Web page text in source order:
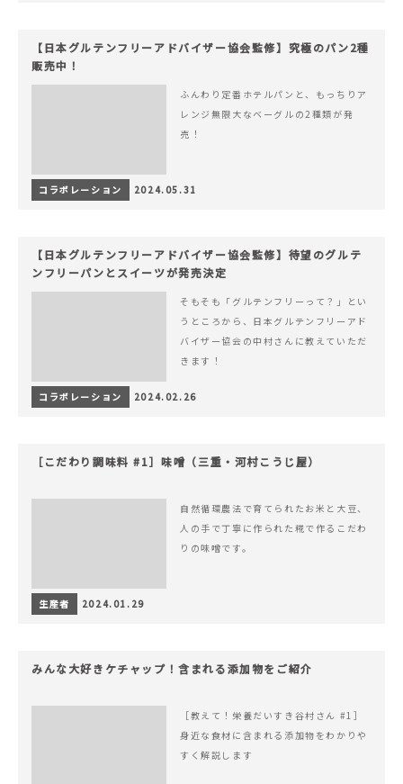
【日本グルテンフリーアドバイザー協会監修】究極のパン2種
販売中！
ふんわり定番ホテルパンと、もっちりア
レンジ無限大なベーグルの2種類が発
売！
コラボレーション 2024.05.31
【日本グルテンフリーアドバイザー協会監修】待望のグルテ
ンフリーパンとスイーツが発売決定
そもそも「グルテンフリーって？」とい
うところから、日本グルテンフリーアド
バイザー協会の中村さんに教えていただ
きます！
コラボレーション 2024.02.26
［こだわり調味料 #1］味噌（三重・河村こうじ屋）
自然循環農法で育てられたお米と大豆、
人の手で丁寧に作られた糀で作るこだわ
りの味噌です。
生産者 2024.01.29
みんな大好きケチャップ！含まれる添加物をご紹介
［教えて！栄養だいすき谷村さん #1］
身近な食材に含まれる添加物をわかりや
すく解説します